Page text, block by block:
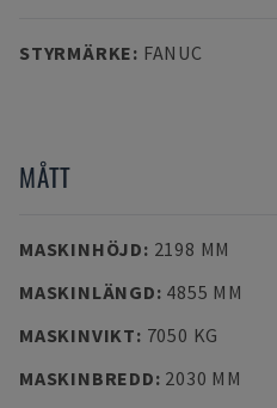
STYRMÄRKE: FANUC
MÅTT
MASKINHÖJD: 2198 MM
MASKINLÄNGD: 4855 MM
MASKINVIKT: 7050 KG
MASKINBREDD: 2030 MM